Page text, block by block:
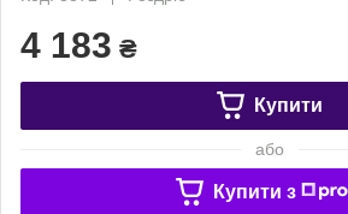
4 183 ₴
Купити
або
Купити з